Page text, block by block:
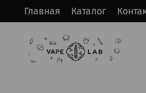
Главная Каталог